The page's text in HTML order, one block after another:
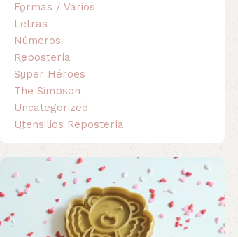
Formas / Varios
Letras
Números
Repostería
Super Héroes
The Simpson
Uncategorized
Utensilios Repostería